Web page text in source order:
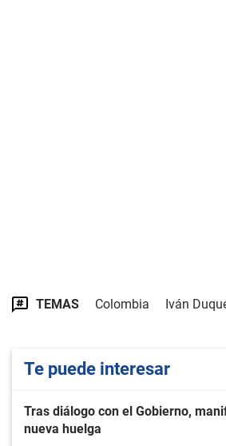
TEMAS Colombia Iván
Te puede interesar
Tras diálogo con el Gobierno,
nueva huelga